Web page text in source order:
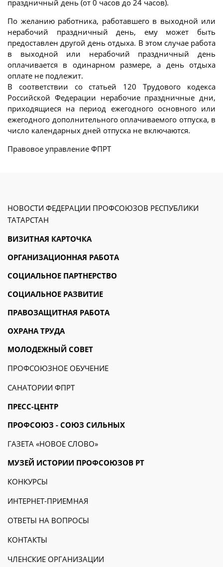
праздничный день (от 0 часов до 24 часов).
По желанию работника, работавшего в выходной или
нерабочий праздничный день, ему может быть
предоставлен другой день отдыха. В этом случае работа
в выходной или нерабочий праздничный день
оплачивается в одинарном размере, а день отдыха
оплате не подлежит.
В соответствии со статьей 120 Трудового кодекса
Российской Федерации нерабочие праздничные дни,
приходящиеся на период ежегодного основного или
ежегодного дополнительного оплачиваемого отпуска, в
число календарных дней отпуска не включаются.
Правовое управление ФПРТ
НОВОСТИ ФЕДЕРАЦИИ ПРОФСОЮЗОВ РЕСПУБЛИКИ
ТАТАРСТАН
ВИЗИТНАЯ КАРТОЧКА
ОРГАНИЗАЦИОННАЯ РАБОТА
СОЦИАЛЬНОЕ ПАРТНЕРСТВО
СОЦИАЛЬНОЕ РАЗВИТИЕ
ПРАВОЗАЩИТНАЯ РАБОТА
ОХРАНА ТРУДА
МОЛОДЕЖНЫЙ СОВЕТ
ПРОФСОЮЗНОЕ ОБУЧЕНИЕ
САНАТОРИИ ФПРТ
ПРЕСС-ЦЕНТР
ПРОФСОЮЗ - СОЮЗ СИЛЬНЫХ
ГАЗЕТА «НОВОЕ СЛОВО»
МУЗЕЙ ИСТОРИИ ПРОФСОЮЗОВ РТ
КОНКУРСЫ
ИНТЕРНЕТ-ПРИЕМНАЯ
ОТВЕТЫ НА ВОПРОСЫ
КОНТАКТЫ
ЧЛЕНСКИЕ ОРГАНИЗАЦИИ